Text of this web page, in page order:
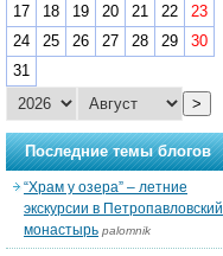
17
18 19 20 21 22
23
24
25 26 27 28 29
30
31
>
Последние темы блогов
“Храм у озера” – летние
экскурсии в Петропавловский
монастырь palomnik